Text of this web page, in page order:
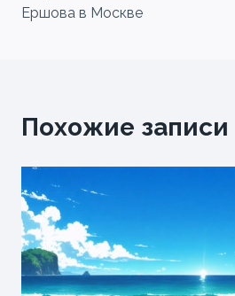
Ершова в Москве
Похожие записи